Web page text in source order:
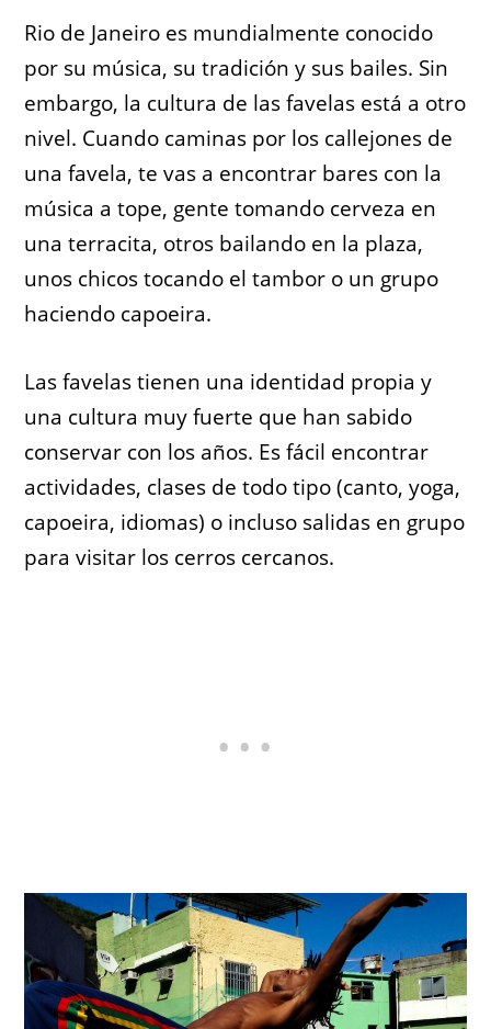
Rio de Janeiro es mundialmente conocido
por su música, su tradición y sus bailes. Sin
embargo, la cultura de las favelas está a otro
nivel. Cuando caminas por los callejones de
una favela, te vas a encontrar bares con la
música a tope, gente tomando cerveza en
una terracita, otros bailando en la plaza,
unos chicos tocando el tambor o un grupo
haciendo capoeira.
Las favelas tienen una identidad propia y
una cultura muy fuerte que han sabido
conservar con los años. Es fácil encontrar
actividades, clases de todo tipo (canto, yoga,
capoeira, idiomas) o incluso salidas en grupo
para visitar los cerros cercanos.